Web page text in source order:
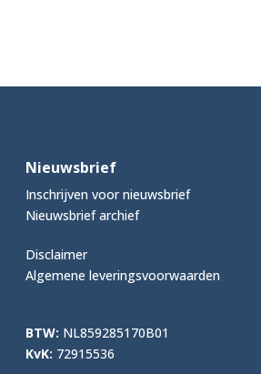
Nieuwsbrief
Inschrijven voor nieuwsbrief
Nieuwsbrief archief
Disclaimer
Algemene leveringsvoorwaarden
BTW: NL859285170B01
KvK: 72915536